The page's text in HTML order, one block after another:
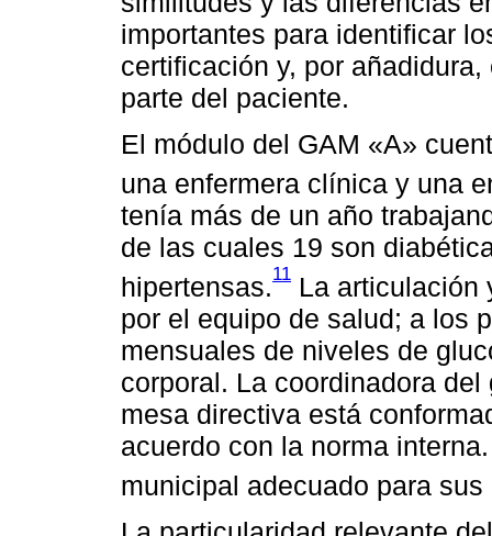
importantes para identificar
certificación y, por
parte del paciente.
El módulo del GAM «A»
una enfermera clínica y una
tenía más de un año
de las cuales 19 son
hipertensas.11 La articulación
por el equipo de salud; a los
mensuales de niveles de
corporal. La coordinadora
mesa directiva está
acuerdo con la norma
municipal adecuado para